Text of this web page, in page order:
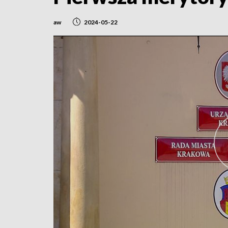
aw 2024-05-22